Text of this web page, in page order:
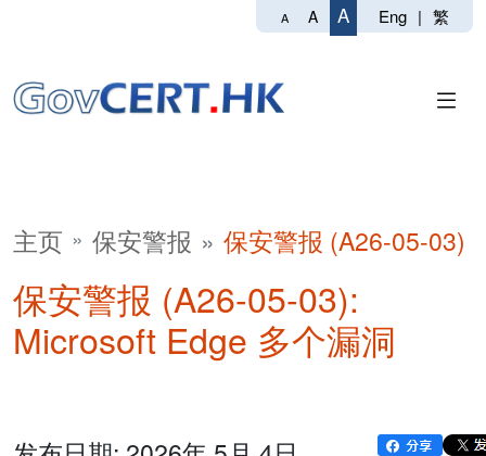
A A A Eng | 繁
主页 保安警报 保安警报 (A26-05-03)
保安警报 (A26-05-03):
Microsoft Edge 多个漏洞